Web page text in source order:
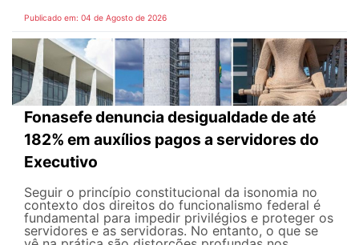
Publicado em: 04 de Agosto de 2026
Fonasefe denuncia desigualdade de até
182% em auxílios pagos a servidores do
Executivo
Seguir o princípio constitucional da isonomia no
contexto dos direitos do funcionalismo federal é
fundamental para impedir privilégios e proteger os
servidores e as servidoras. No entanto, o que se